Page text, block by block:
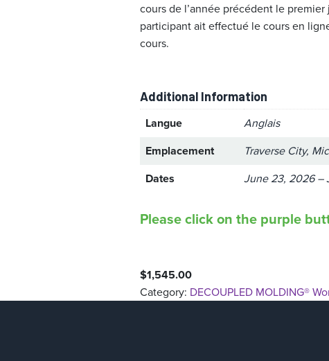
cours de l’année précédent le
participant ait effectué le cours en
cours.
Additional Information
Langue
Anglais
Emplacement
Traverse City,
Dates
June 23, 2026 –
Please click on the purple
$1,545.00
Category: DECOUPLED MOLDING®